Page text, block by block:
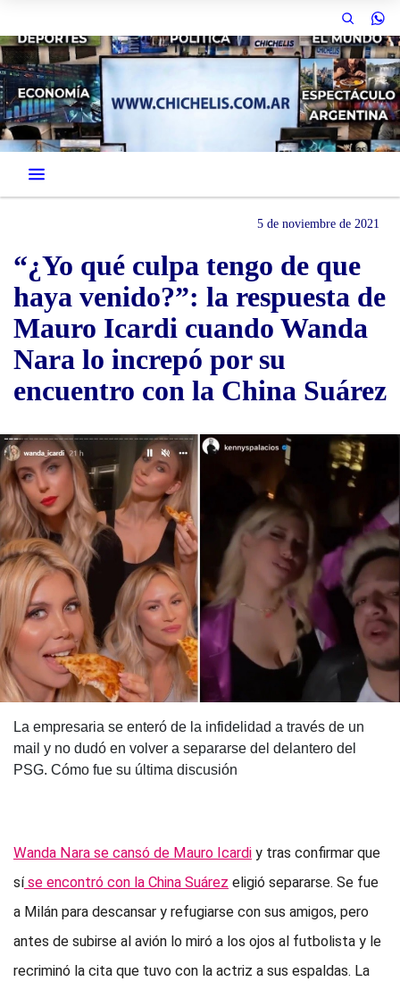
5 de noviembre de 2021
“¿Yo qué culpa tengo de que
haya venido?”: la respuesta de
Mauro Icardi cuando Wanda
Nara lo increpó por su
encuentro con la China Suárez
La empresaria se enteró de la infidelidad a través de un
mail y no dudó en volver a separarse del delantero del
PSG. Cómo fue su última discusión
Wanda Nara se cansó de Mauro Icardi y tras confirmar que
sí se encontró con la China Suárez eligió separarse. Se fue
a Milán para descansar y refugiarse con sus amigos, pero
antes de subirse al avión lo miró a los ojos al futbolista y le
recriminó la cita que tuvo con la actriz a sus espaldas. La